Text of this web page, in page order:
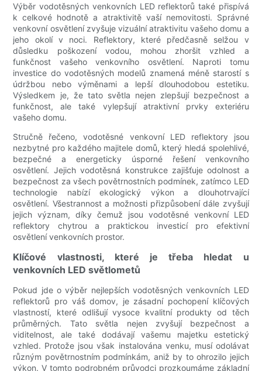
Výběr vodotěsných venkovních LED reflektorů také přispívá
k celkové hodnotě a atraktivitě vaší nemovitosti. Správné
venkovní osvětlení zvyšuje vizuální atraktivitu vašeho domu a
jeho okolí v noci. Reflektory, které předčasně selžou v
důsledku poškození vodou, mohou zhoršit vzhled a
funkčnost vašeho venkovního osvětlení. Naproti tomu
investice do vodotěsných modelů znamená méně starostí s
údržbou nebo výměnami a lepší dlouhodobou estetiku.
Výsledkem je, že tato světla nejen zlepšují bezpečnost a
funkčnost, ale také vylepšují atraktivní prvky exteriéru
vašeho domu.
Stručně řečeno, vodotěsné venkovní LED reflektory jsou
nezbytné pro každého majitele domů, který hledá spolehlivé,
bezpečné a energeticky úsporné řešení venkovního
osvětlení. Jejich vodotěsná konstrukce zajišťuje odolnost a
bezpečnost za všech povětrnostních podmínek, zatímco LED
technologie nabízí ekologický výkon a dlouhotrvající
osvětlení. Všestrannost a možnosti přizpůsobení dále zvyšují
jejich význam, díky čemuž jsou vodotěsné venkovní LED
reflektory chytrou a praktickou investicí pro efektivní
osvětlení venkovních prostor.
Klíčové vlastnosti, které je třeba hledat u
venkovních LED světlometů
Pokud jde o výběr nejlepších vodotěsných venkovních LED
reflektorů pro váš domov, je zásadní pochopení klíčových
vlastností, které odlišují vysoce kvalitní produkty od těch
průměrných. Tato světla nejen zvyšují bezpečnost a
viditelnost, ale také dodávají vašemu majetku estetický
vzhled. Protože jsou však instalována venku, musí odolávat
různým povětrnostním podmínkám, aniž by to ohrozilo jejich
výkon. V tomto podrobném průvodci prozkoumáme základní